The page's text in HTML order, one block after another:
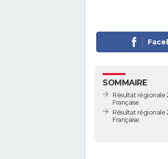
SOMMAIRE
Résultat régionale
Française
Résultat régionale
Française